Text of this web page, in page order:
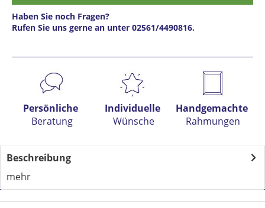
Haben Sie noch Fragen?
Rufen Sie uns gerne an unter 02561/4490816.
Preis anfragen
Persönliche
Beratung
Individuelle
Wünsche
Handgemachte
Rahmungen
Beschreibung
mehr